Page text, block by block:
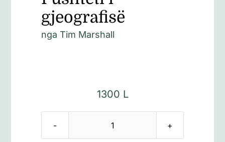
gjeografisë
ngaTim Marshall
1300 L
Sasi